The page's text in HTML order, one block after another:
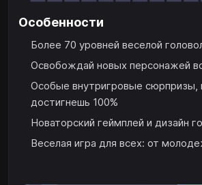
Особенности
Более 70 уровней веселой
Освобождай новых персонажей
Особые внутригровые сюрпризы,
достигнешь 100%
Новаторский геймплей и дизайн
Веселая игра для всех: от